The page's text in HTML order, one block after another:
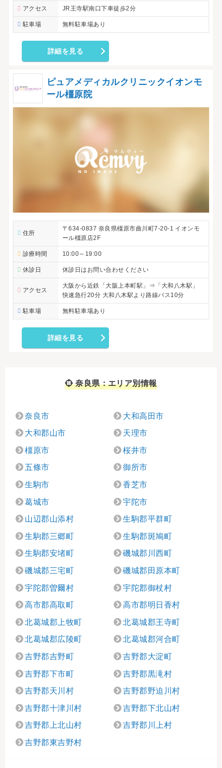
アクセス JR王寺駅南口下車徒歩2分
駐車場 無料駐車場あり
詳細を見る
ピュアメディカルクリニックイオンモ
ール橿原院
住所
〒634-0837 奈良県橿原市曲川町7-20-1 イオンモ
ール橿原店2F
診療時間 10:00～19:00
休診日 休診日はお問い合わせください
アクセス
大阪から近鉄「大阪上本町駅」⇒「大和八木駅」
快速急行20分 大和八木駅より路線バス10分
駐車場 無料駐車場あり
詳細を見る
奈良県：エリア別情報
奈良市 大和高田市
大和郡山市 天理市
橿原市 桜井市
五條市 御所市
生駒市 香芝市
葛城市 宇陀市
山辺郡山添村 生駒郡平群町
生駒郡三郷町 生駒郡斑鳩町
生駒郡安堵町 磯城郡川西町
磯城郡三宅町 磯城郡田原本町
宇陀郡曽爾村 宇陀郡御杖村
高市郡高取町 高市郡明日香村
北葛城郡上牧町 北葛城郡王寺町
北葛城郡広陵町 北葛城郡河合町
吉野郡吉野町 吉野郡大淀町
吉野郡下市町 吉野郡黒滝村
吉野郡天川村 吉野郡野迫川村
吉野郡十津川村 吉野郡下北山村
吉野郡上北山村 吉野郡川上村
吉野郡東吉野村